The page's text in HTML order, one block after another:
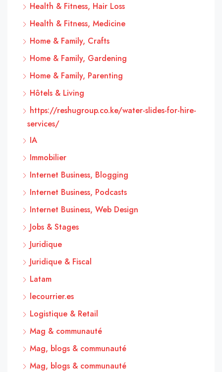
Health & Fitness, Hair Loss
Health & Fitness, Medicine
Home & Family, Crafts
Home & Family, Gardening
Home & Family, Parenting
Hôtels & Living
https://reshugroup.co.ke/water-slides-for-hire-
services/
IA
Immobilier
Internet Business, Blogging
Internet Business, Podcasts
Internet Business, Web Design
Jobs & Stages
Juridique
Juridique & Fiscal
Latam
lecourrier.es
Logistique & Retail
Mag & communauté
Mag, blogs & communauté
Mag, blogs & communauté